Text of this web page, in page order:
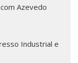
Azevedo
Industrial e